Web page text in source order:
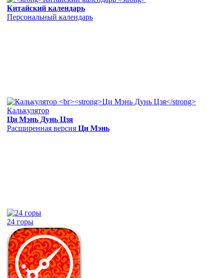
Китайский календарь
Персональный календарь
Калькулятор
Ци Мэнь Дунь Цзя
Расширенная версия Ци Мэнь
24 горы